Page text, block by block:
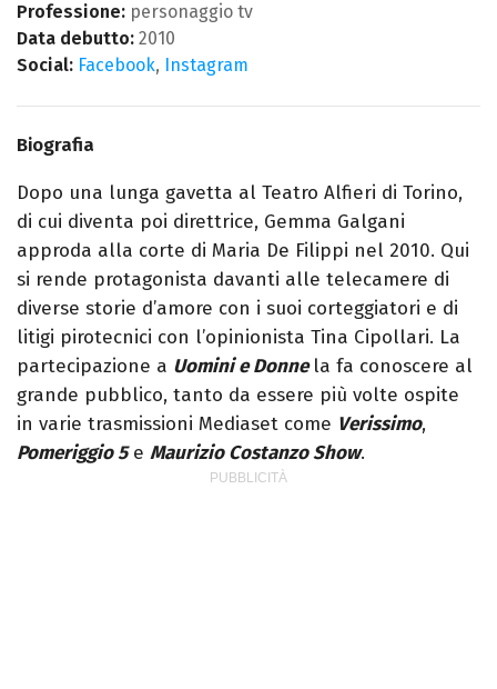
Professione: personaggio tv
Data debutto: 2010
Social: Facebook, Instagram
Biografia
Dopo una lunga gavetta al Teatro Alfieri di Torino,
di cui diventa poi direttrice, Gemma Galgani
approda alla corte di Maria De Filippi nel 2010. Qui
si rende protagonista davanti alle telecamere di
diverse storie d’amore con i suoi corteggiatori e di
litigi pirotecnici con l’opinionista Tina Cipollari. La
partecipazione a Uomini e Donnela fa conoscere al
grande pubblico, tanto da essere più volte ospite
in varie trasmissioni Mediaset come Verissimo,
Pomeriggio 5e Maurizio Costanzo Show.